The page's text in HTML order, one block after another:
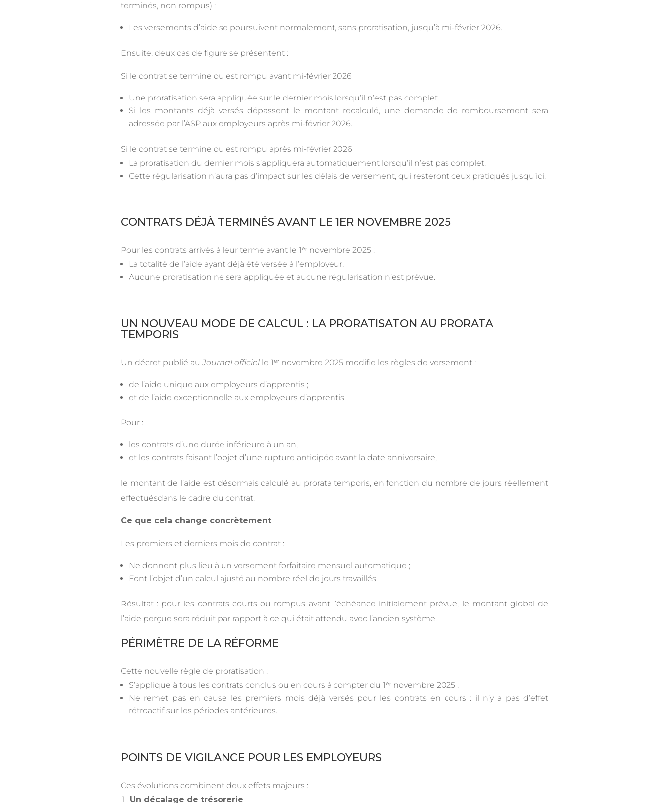
terminés, non rompus) :
Les versements d’aide se poursuivent normalement, sans proratisation, jusqu’à mi-février 2026.
Ensuite, deux cas de figure se présentent :
Si le contrat se termine ou est rompu avant mi-février 2026
Une proratisation sera appliquée sur le dernier mois lorsqu’il n’est pas complet.
Si les montants déjà versés dépassent le montant recalculé, une demande de remboursement sera
adressée par l’ASP aux employeurs après mi-février 2026.
Si le contrat se termine ou est rompu après mi-février 2026
La proratisation du dernier mois s’appliquera automatiquement lorsqu’il n’est pas complet.
Cette régularisation n’aura pas d’impact sur les délais de versement, qui resteront ceux pratiqués jusqu’ici.
CONTRATS DÉJÀ TERMINÉS AVANT LE 1ER NOVEMBRE 2025
Pour les contrats arrivés à leur terme avant le 1ᵉʳ novembre 2025 :
La totalité de l’aide ayant déjà été versée à l’employeur,
Aucune proratisation ne sera appliquée et aucune régularisation n’est prévue.
UN NOUVEAU MODE DE CALCUL : LA PRORATISATON AU PRORATA
TEMPORIS
Un décret publié auJournal officielle 1ᵉʳ novembre 2025 modifie les règles de versement :
de l’aide unique aux employeurs d’apprentis ;
et de l’aide exceptionnelle aux employeurs d’apprentis.
Pour :
les contrats d’une durée inférieure à un an,
et les contrats faisant l’objet d’une rupture anticipée avant la date anniversaire,
le montant de l’aide est désormais calculé au prorata temporis, en fonction du nombre de jours réellement
effectuésdans le cadre du contrat.
Ce que cela change concrètement
Les premiers et derniers mois de contrat :
Ne donnent plus lieu à un versement forfaitaire mensuel automatique ;
Font l’objet d’un calcul ajusté au nombre réel de jours travaillés.
Résultat : pour les contrats courts ou rompus avant l’échéance initialement prévue, le montant global de
l’aide perçue sera réduit par rapport à ce qui était attendu avec l’ancien système.
PÉRIMÈTRE DE LA RÉFORME
Cette nouvelle règle de proratisation :
S’applique à tous les contrats conclus ou en cours à compter du 1ᵉʳ novembre 2025 ;
Ne remet pas en cause les premiers mois déjà versés pour les contrats en cours : il n’y a pas d’effet
rétroactif sur les périodes antérieures.
POINTS DE VIGILANCE POUR LES EMPLOYEURS
Ces évolutions combinent deux effets majeurs :
Un décalage de trésorerie